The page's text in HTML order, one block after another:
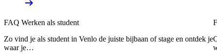
FAQ Werken als student
Zo vind je als student in Venlo de juiste bijbaan of stage en ontdek je
waar je…